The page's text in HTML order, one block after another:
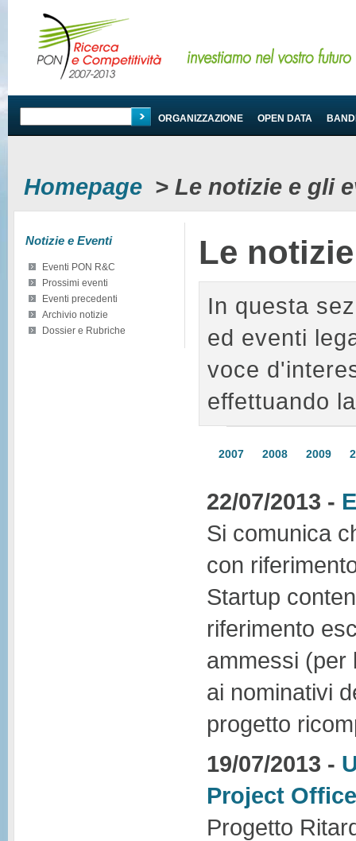
PROGRAMMA ORGANIZZAZIONE OPEN DATA
Homepage > Le notizie e gli
Notizie e Eventi
Eventi PON R&C
Prossimi eventi
Eventi precedenti
Archivio notizie
Dossier e Rubriche
Le
In questa
ed eventi
voce
effettuando
2007 2008 2009
22/07/2013 -
Si comunica
con
Startup
riferimento
ammessi (per
ai nominativi
progetto
19/07/2013 -
Project
Progetto